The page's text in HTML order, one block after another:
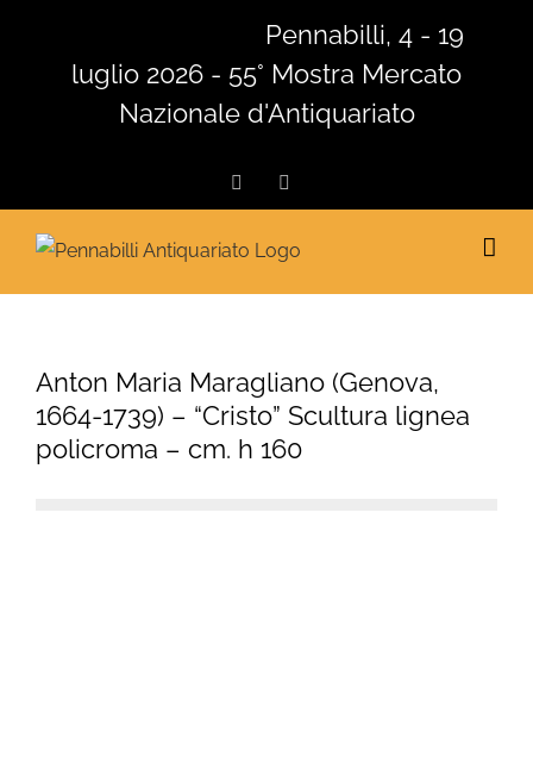
contenuto
Pennabilli, 4 - 19
luglio 2026 - 55° Mostra Mercato
Nazionale d'Antiquariato
Facebook
Anton Maria Maragliano (Genova,
1664-1739) – “Cristo” Scultura lignea
policroma – cm. h 160